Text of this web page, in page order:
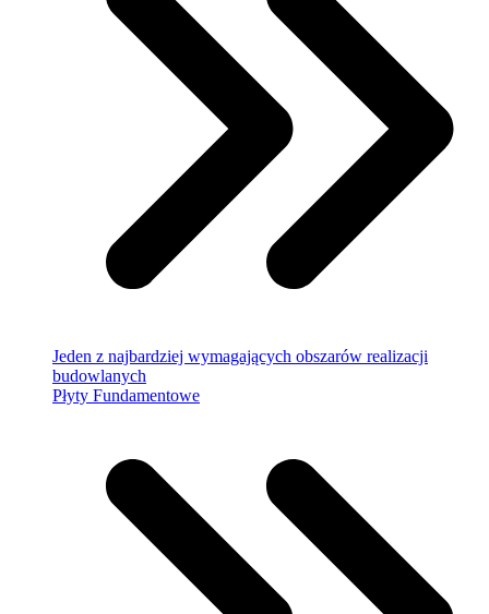
Jeden z najbardziej wymagających obszarów realizacji
budowlanych
Płyty Fundamentowe